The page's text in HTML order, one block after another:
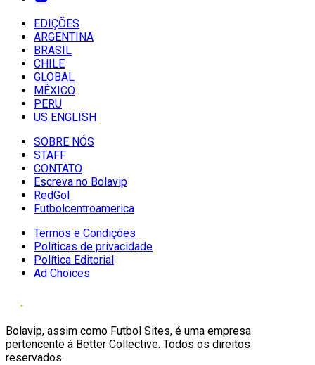
EDIÇÕES
ARGENTINA
BRASIL
CHILE
GLOBAL
MÉXICO
PERU
US ENGLISH
SOBRE NÓS
STAFF
CONTATO
Escreva no Bolavip
RedGol
Futbolcentroamerica
Termos e Condições
Políticas de privacidade
Política Editorial
Ad Choices
Bolavip, assim como Futbol Sites, é uma empresa
pertencente à Better Collective. Todos os direitos
reservados.